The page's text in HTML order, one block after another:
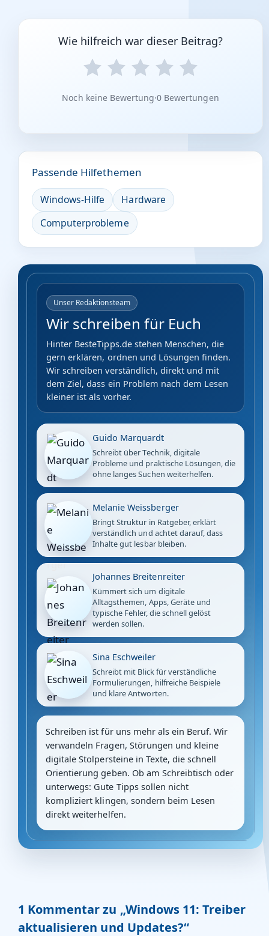
Wie hilfreich war dieser Beitrag?
Noch keine Bewertung·0 Bewertungen
Passende Hilfethemen
Windows-Hilfe
Hardware
Computerprobleme
Unser Redaktionsteam
Wir schreiben für Euch
Hinter BesteTipps.de stehen Menschen, die
gern erklären, ordnen und Lösungen finden.
Wir schreiben verständlich, direkt und mit
dem Ziel, dass ein Problem nach dem Lesen
kleiner ist als vorher.
Guido Marquardt
Schreibt über Technik, digitale
Probleme und praktische Lösungen, die
ohne langes Suchen weiterhelfen.
Melanie Weissberger
Bringt Struktur in Ratgeber, erklärt
verständlich und achtet darauf, dass
Inhalte gut lesbar bleiben.
Johannes Breitenreiter
Kümmert sich um digitale
Alltagsthemen, Apps, Geräte und
typische Fehler, die schnell gelöst
werden sollen.
Sina Eschweiler
Schreibt mit Blick für verständliche
Formulierungen, hilfreiche Beispiele
und klare Antworten.
Schreiben ist für uns mehr als ein Beruf. Wir
verwandeln Fragen, Störungen und kleine
digitale Stolpersteine in Texte, die schnell
Orientierung geben. Ob am Schreibtisch oder
unterwegs: Gute Tipps sollen nicht
kompliziert klingen, sondern beim Lesen
direkt weiterhelfen.
1 Kommentar zu „Windows 11: Treiber
aktualisieren und Updates?“